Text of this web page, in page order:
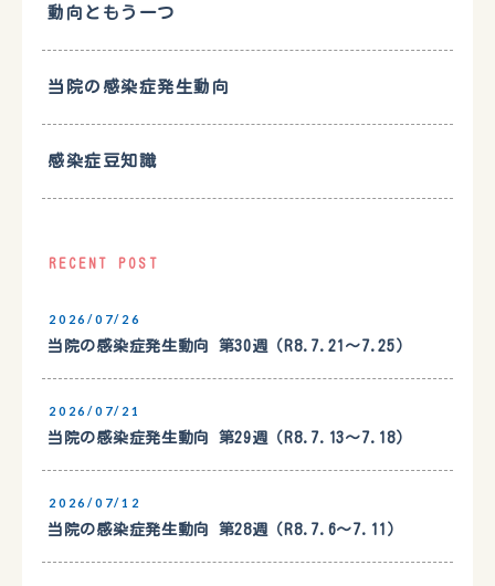
動向ともう一つ
当院の感染症発生動向
感染症豆知識
RECENT POST
2026/07/26
当院の感染症発生動向 第30週（R8.7.21〜7.25）
2026/07/21
当院の感染症発生動向 第29週（R8.7.13〜7.18）
2026/07/12
当院の感染症発生動向 第28週（R8.7.6〜7.11）